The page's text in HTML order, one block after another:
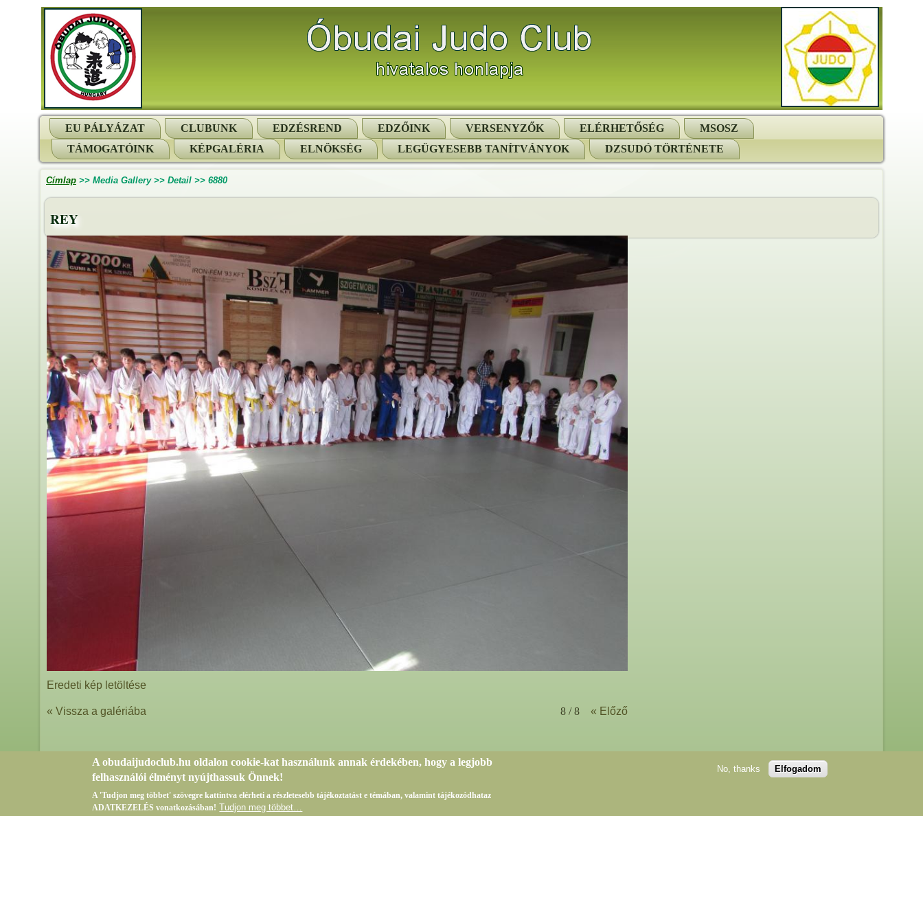
EU PÁLYÁZAT CLUBUNK EDZÉSREND EDZŐINK VERSENYZŐK ELÉRHETŐSÉG
MSOSZ
TÁMOGATÓINK
KÉPGALÉRIA ELNÖKSÉG LEGÜGYESEBB TANÍTVÁNYOK DZSUDÓ TÖRTÉNETE
Címlap >> Media Gallery>> Detail >> 6880
REY
Eredeti kép letöltése
« Vissza a galériába 8 / 8 « Előző
A obudaijudoclub.hu oldalon cookie-kat használunk annak érdekében, hogy a legjobb
felhasználói élményt nyújthassuk Önnek!
A 'Tudjon meg többet' szövegre kattintva elérheti a részletesebb tájékoztatást e témában, valamint tájékozódhataz
ADATKEZELÉS vonatkozásában! Tudjon meg többet…
No, thanks Elfogadom